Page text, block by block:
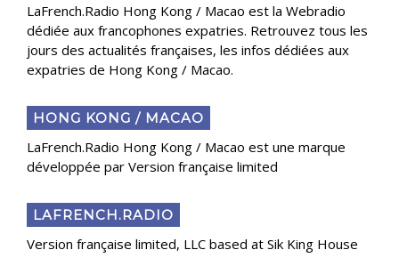
LaFrench.Radio Hong Kong / Macao est la Webradio
dédiée aux francophones expatries. Retrouvez tous les
jours des actualités françaises, les infos dédiées aux
expatries de Hong Kong / Macao.
HONG KONG / MACAO
LaFrench.Radio Hong Kong / Macao est une marque
développée par Version française limited
LAFRENCH.RADIO
Version française limited, LLC based at Sik King House